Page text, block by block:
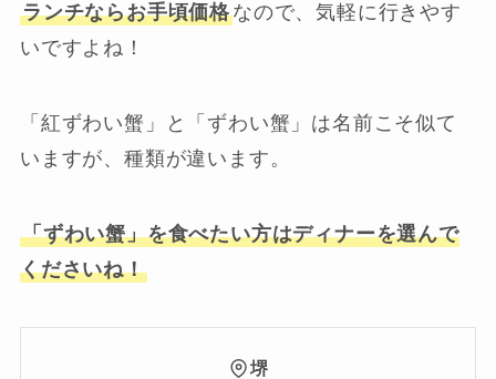
ランチならお手頃価格なので、気軽に行きやす
いですよね！
「紅ずわい蟹」と「ずわい蟹」は名前こそ似て
いますが、種類が違います。
「ずわい蟹」を食べたい方はディナーを選んで
くださいね！
堺